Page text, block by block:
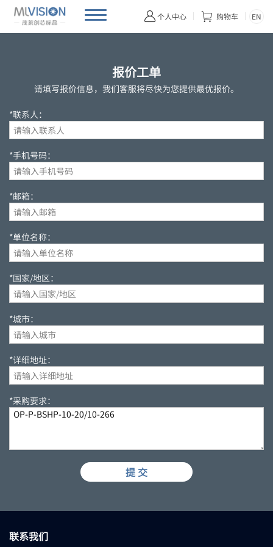
个人中心  购物车 EN
报价工单
请填写报价信息，我们客服将尽快为您提供最优报价。
*联系人：
*手机号码：
*邮箱：
*单位名称：
*国家/地区：
*城市：
*详细地址：
*采购要求：
提 交
联系我们